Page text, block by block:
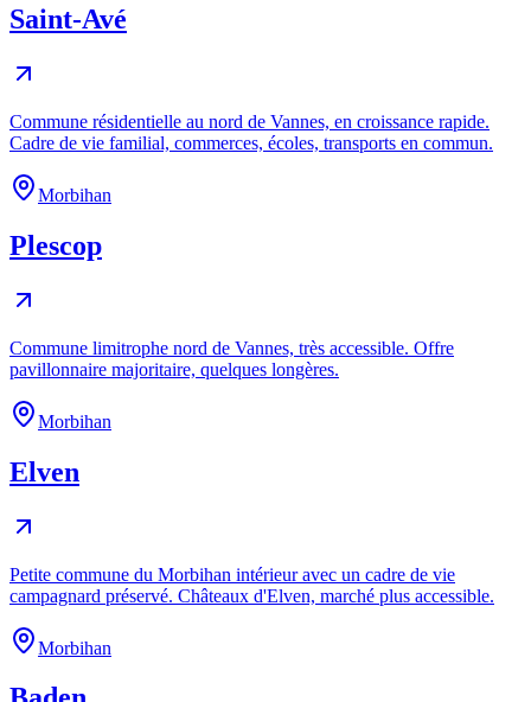
Saint-Avé
Commune résidentielle au nord de Vannes, en croissance rapide.
Cadre de vie familial, commerces, écoles, transports en commun.
Morbihan
Plescop
Commune limitrophe nord de Vannes, très accessible. Offre
pavillonnaire majoritaire, quelques longères.
Morbihan
Elven
Petite commune du Morbihan intérieur avec un cadre de vie
campagnard préservé. Châteaux d'Elven, marché plus accessible.
Morbihan